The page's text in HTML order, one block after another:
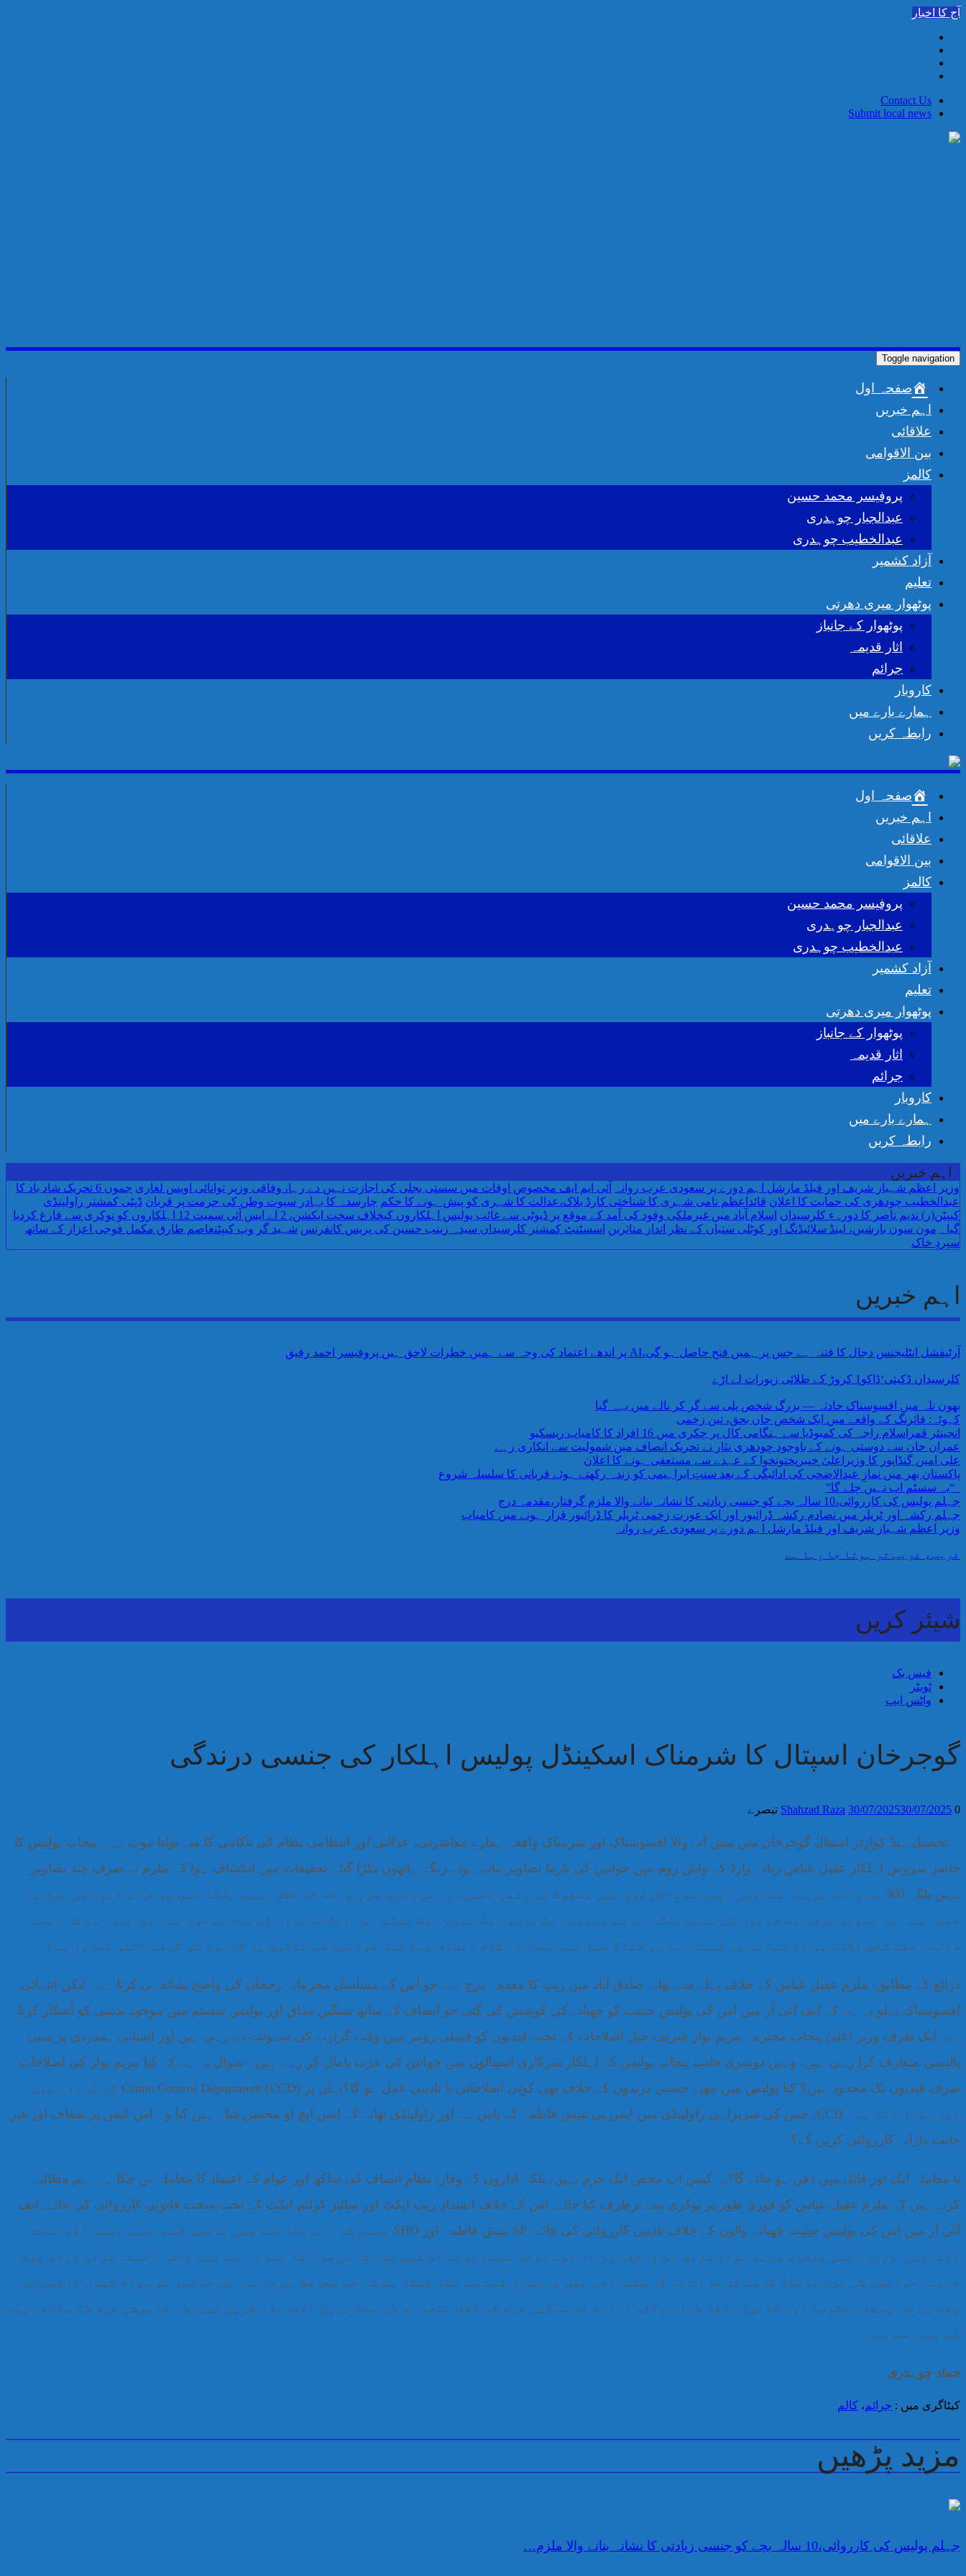
Skip
content
آج کا اخبار
Contact Us
Submit local news
Toggle navigation
صفحہ اول
اہم خبریں
علاقائی
بین الاقوامی
کالمز
پروفیسر محمد حسین
عبدالجبار چوہدری
عبدالخطیب چوہدری
آزاد کشمیر
تعلیم
پوٹھوار میری دھرتی
پوٹھوار کے جانباز
اثار قدیمہ
جرائم
کاروبار
ہمارے بارے میں
رابطہ کریں
صفحہ اول
اہم خبریں
علاقائی
بین الاقوامی
کالمز
پروفیسر محمد حسین
عبدالجبار چوہدری
عبدالخطیب چوہدری
آزاد کشمیر
تعلیم
پوٹھوار میری دھرتی
پوٹھوار کے جانباز
اثار قدیمہ
جرائم
کاروبار
ہمارے بارے میں
رابطہ کریں
اہم خبریں
وزیر اعظم شہباز شریف اور فیلڈ مارشل اہم دورے پر سعودی عرب روانہ آئی ایم ایف مخصوص اوقات میں سستی بجلی کی اجازت نہیں دے رہا، وفاقی وزیر توانائی اویس لغاری
جموں 6 تحریک شاد باد کا
عبدالخطیب چودھری کی حمایت کا اعلان قائداعظم نامی شہری کا شناختی کارڈ بلاک،عدالت کا شہری کو پیش ہونے کا حکم چارسدہ کا بہادر سپوت وطن کی حرمت پر قربان ڈپٹی کمشنر راولپنڈی
کیپٹن(ر) ندیم ناصر کا دورہء کلرسیداں
اسلام آباد میں غیرملکی وفود کی آمد کے موقع پر ڈیوٹی سے غائب پولیس اہلکاروں کیخلاف سخت ایکشن، 2 اے ایس آئی سمیت 12 اہلکاروں کو نوکری سے فارغ کردیا
گیا۔
مون سون بارشیں، لینڈ سلائیڈنگ اور کوٹلی ستیاں کے نظر انداز متاثرین اسسٹنٹ کمشنر کلرسیداں سیدہ زینب حسین کی پریس کانفرنس شہید گر وپ کیپٹنعاصم طارق مکمل فوجی اعزاز کے ساتھ
سپردِ خاک
اہم خبریں
آرٹیفشل انٹلیجنس دجال کا فتنہ ہے جس پر ہمیں فتح حاصل ہو گی،AI پر اندھے اعتماد کی وجہ سے ہمیں خطرات لاحق ہیں پروفیسر احمد رفیق
کلرسیداں ڈکیتی‘ڈاکو1 کروڑ کے طلائی زیورات لے اڑے
بھون نلہ میں افسوسناک حادثہ — بزرگ شخص پلی سے گر کر نالے میں بہہ گیا
کہوٹہ: فائرنگ کے واقعے میں ایک شخص جاں بحق، تین زخمی
انجینئر قمراسلام راجہ کی کمبوڈیا سے ہنگامی کال پر چکری میں 16 افراد کا کامیاب ریسکیو
عمران خان سے دوستی ہونے کے باوجود چودھری نثار نے تحریک انصاف میں شمولیت سے انکاری رہے
علی امین گنڈاپور کا وزیراعلیٰ خیبرپختونخوا کے عہدے سے مستعفی ہونے کا اعلان
پاکستان بھر میں نمازِ عیدالاضحی کی ادائیگی کے بعد سنتِ ابراہیمی کو زندہ رکھتے ہوئے قربانی کا سلسلہ شروع
“یہ سسٹم اب نہیں چلے گا”
جہلم پولیس کی کارروائی،10 سالہ بچے کو جنسی زیادتی کا نشانہ بنانے والا ملزم گرفتار،مقدمہ درج
جہلم رکشہ اور ٹریلر میں تصادم رکشہ ڈرائیور اور ایک عورت زخمی ٹریلر کا ڈرائیور فرار ہونے میں کامیاب
وزیر اعظم شہباز شریف اور فیلڈ مارشل اہم دورے پر سعودی عرب روانہ
غریب، غریب تر ہوتا جا رہا ہے
شیئر کریں
فیس بک
ٹویٹر
واٹس ایپ
گوجرخان اسپتال کا شرمناک اسکینڈل پولیس اہلکار کی جنسی درندگی
Shahzad Raza 30/07/202530/07/2025 0 تبصرے
تحصیل ہیڈ کوارٹر اسپتال گوجرخان میں پیش آنے والا افسوسناک اور شرمناک واقعہ ہمارے معاشرتی، عدالتی اور انتظامی نظام کی ناکامی کا منہ بولتا ثبوت ہے۔ پنجاب پولیس کا
حاضر سروس اہلکار عقیل عباس زنانہ وارڈ کے واش روم میں خواتین کی نازیبا تصاویر بناتے ہوئے رنگے ہاتھوں پکڑا گیا۔ تحقیقات میں انکشاف ہوا کہ ملزم نے صرف چند تصاویر
نہیں بلکہ 300 سے زائد برہنہ تصاویر اپنے موبائل فون میں محفوظ کر رکھی تھیں۔یہ جرم صرف فردِ واحد کے خلاف نہیں بلکہ تین سو خاندانوں کی عزت پر
حملہ ہے۔ ہر تصویر صرف ایک خاتون کی نہیں بلکہ اس کے پیچھے ایک ماں، ایک بہن، ایک بیٹی اور ایک خاندان کی عزت موجود ہے۔ سوال یہ ہے کہ ایسا
درندہ صفت شخص اگلے ہی دن ضمانت پر کیسے رہا ہو گیا؟ کیا یہی ہمارا نظامِ انصاف ہے؟ کیا خواتین کی تذلیل پر قانون کی گرفت اتنی کمزور ہے؟
ذرائع کے مطابق، ملزم عقیل عباس کے خلاف پہلے سے تھانہ صادق آباد میں ریپ کا مقدمہ درج ہے، جو اس کے مسلسل مجرمانہ رجحان کی واضح نشاندہی کرتا ہے۔ لیکن انتہائی
افسوسناک پہلو یہ ہے کہ ایف آئی آر میں اس کی پولیس حیثیت کو چھپانے کی کوشش کی گئی جو انصاف کے ساتھ سنگین مذاق اور پولیس سسٹم میں موجود بدنیتی کو آشکار کرتا
ہے۔ایک طرف وزیر اعلیٰ پنجاب محترمہ مریم نواز شریف جیل اصلاحات کے تحت قیدیوں کو فیملی رومز میں وقت گزارنے کی سہولت دے رہی ہیں اور انسانی ہمدردی پر مبنی
پالیسی متعارف کرا رہی ہیں، وہیں دوسری جانب پنجاب پولیس کے اہلکار سرکاری اسپتالوں میں خواتین کی عزت پامال کر رہے ہیں۔ سوال یہ ہے کہ کیا مریم نواز کی اصلاحات
صرف قیدیوں تک محدود ہیں؟ کیا پولیس میں چھپے جنسی درندوں کے خلاف بھی کوئی اصلاحاتی یا تادیبی عمل ہو گا؟یہاں پر Crime Control Department (CCD) کا کردار بھی
زیر سوال آتا ہے۔ CCD، جس کی سربراہی راولپنڈی میں ایس پی بنیش فاطمہ کے پاس ہے اور راولپنڈی تھانے کے ایس ایچ او محسن شاہ ہیں کیا وہ اس کیس پر شفاف اور غیر
جانب دارانہ کارروائی کریں گے؟
یا معاملہ ایک اور فائل میں دفن ہو جائے گا؟یہ کیس اب محض ایک جرم نہیں، بلکہ اداروں کے وقار، نظامِ انصاف کی ساکھ اور عوام کے اعتماد کا معاملہ بن چکا ہے۔ہم مطالبہ
کرتے ہیں کہ:ملزم عقیل عباس کو فوری طور پر نوکری سے برطرف کیا جائے۔اس کے خلاف انسدادِ ریپ ایکٹ اور سائبر کرائم ایکٹ کے تحت سخت قانونی کارروائی کی جائے۔ایف
آئی آر میں اس کی پولیس حیثیت چھپانے والوں کے خلاف تادیبی کارروائی کی جائے۔SP بنیش فاطمہ اور SHO محسن شاہ اس معاملے میں تاخیر کیے بغیر عملی اقدامات
اٹھائیں۔وزیر اعلیٰ پنجاب مریم نواز شریف اس واقعے پر از خود نوٹس لیتے ہوئے اس کیس کو مثالی سزا کا نمونہ بنائیں تاکہ آئندہ کوئی وردی پوش
درندہ خواتین کی عزت پامال کرنے کی جرات نہ کر سکے۔آخر میں یہ سوال شدت سے جنم لیتا ہے کہ جب محافظ ہی درندہ بن جائے، تو عوام کہاں جائیں؟یہ
وقت ہے کہ پنجاب حکومت اور قانون نافذ کرنے والے ادارے اس سنگین جرم کے خلاف متحد ہو کر سخت ترین اقدامات کریں کیونکہ خاموشی جرم کا ساتھ دینے
کے مترادف ہے۔
حماد چوہدری
کیٹاگری میں : جرائم، کالم
مزید پڑھیں
جہلم پولیس کی کارروائی،10 سالہ بچے کو جنسی زیادتی کا نشانہ بنانے والا ملزم…